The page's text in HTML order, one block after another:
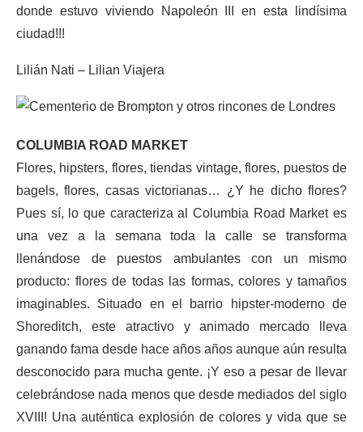
donde estuvo viviendo Napoleón III en esta lindísima
ciudad!!!
Lilián Nati – Lilian Viajera
COLUMBIA ROAD MARKET
Flores, hipsters, flores, tiendas vintage, flores, puestos de
bagels, flores, casas victorianas… ¿Y he dicho flores?
Pues sí, lo que caracteriza al Columbia Road Market es
una vez a la semana toda la calle se transforma
llenándose de puestos ambulantes con un mismo
producto: flores de todas las formas, colores y tamaños
imaginables. Situado en el barrio hipster-moderno de
Shoreditch, este atractivo y animado mercado lleva
ganando fama desde hace años años aunque aún resulta
desconocido para mucha gente. ¡Y eso a pesar de llevar
celebrándose nada menos que desde mediados del siglo
XVIII! Una auténtica explosión de colores y vida que se